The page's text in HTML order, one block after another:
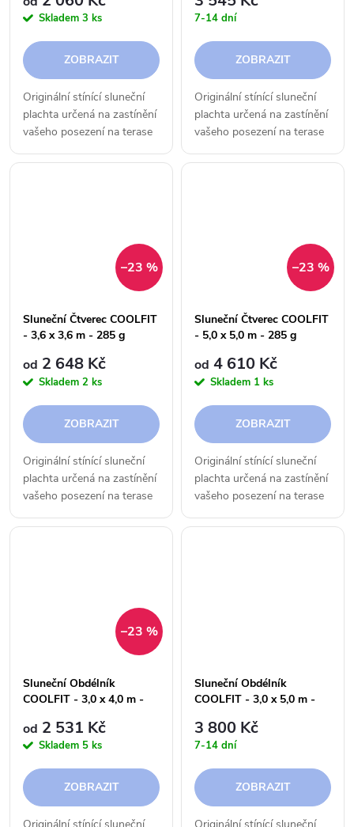
Skladem 3 ks
ZOBRAZIT
Originální stínící sluneční
plachta určená na zastínění
vašeho posezení na terase
7-14 dní
ZOBRAZIT
Originální stínící sluneční
plachta určená na zastínění
vašeho posezení na terase
–23 %
Sluneční Čtverec COOLFIT
- 3,6 x 3,6 m - 285 g
od 2 648 Kč
Skladem 2 ks
ZOBRAZIT
Originální stínící sluneční
plachta určená na zastínění
vašeho posezení na terase
–23 %
Sluneční Čtverec COOLFIT
- 5,0 x 5,0 m - 285 g
od 4 610 Kč
Skladem 1 ks
ZOBRAZIT
Originální stínící sluneční
plachta určená na zastínění
vašeho posezení na terase
–23 %
Sluneční Obdélník
COOLFIT - 3,0 x 4,0 m -
od 2 531 Kč
Skladem 5 ks
ZOBRAZIT
Sluneční Obdélník
COOLFIT - 3,0 x 5,0 m -
3 800 Kč
7-14 dní
ZOBRAZIT